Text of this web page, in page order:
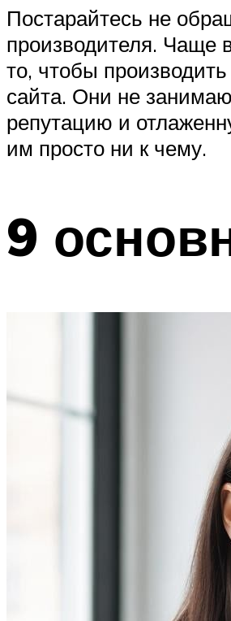
Постарайтесь не
производителя. Чаще
то, чтобы
сайта. Они не
репутацию и
им просто ни к чему.
9